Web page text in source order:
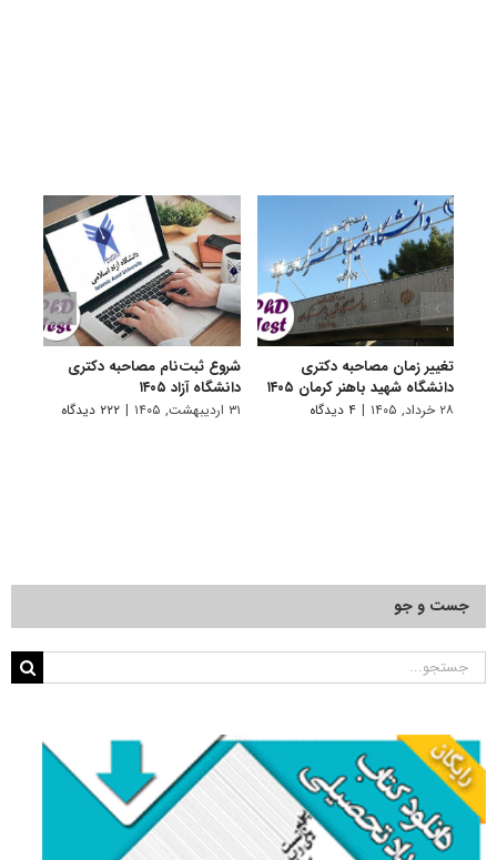
تغییر زمان مصاحبه دکتری
دانشگاه شهید باهنر کرمان ۱۴۰۵
۲۸ خرداد, ۱۴۰۵ | ۴ دیدگاه
شروع ثبت‌نام مصاحبه دکتری
دانشگاه آزاد ۱۴۰۵
۳۱ اردیبهشت, ۱۴۰۵ | ۲۲۲ دیدگاه
جست و جو
جستجو